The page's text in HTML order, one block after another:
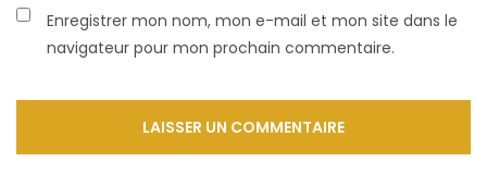
Enregistrer mon nom, mon e-mail et mon site dans le
navigateur pour mon prochain commentaire.